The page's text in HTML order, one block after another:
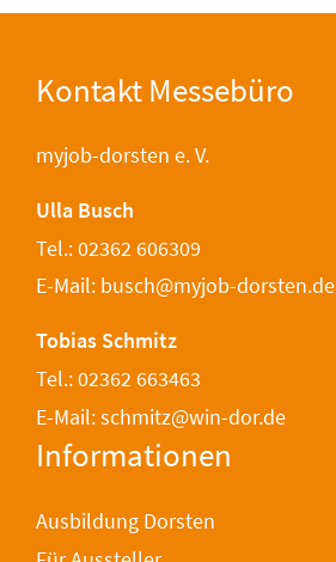
Kontakt Messebüro
myjob-dorsten e. V.
Ulla Busch
Tel.: 02362 606309
E-Mail: busch@myjob-dorsten.de
Tobias Schmitz
Tel.: 02362 663463
E-Mail: schmitz@win-dor.de
Informationen
Ausbildung Dorsten